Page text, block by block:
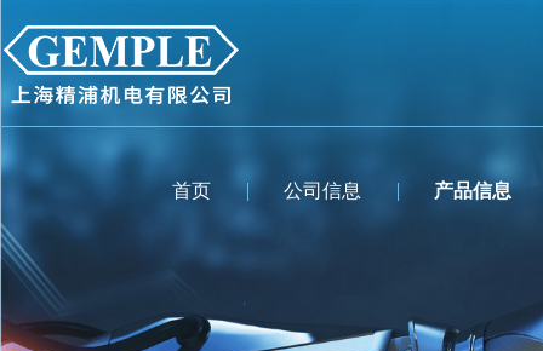
首页 公司信息 产品信息